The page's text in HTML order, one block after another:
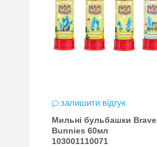
залишити відгук
Мильні бульбашки Brave
Bunnies 60мл
103001110071